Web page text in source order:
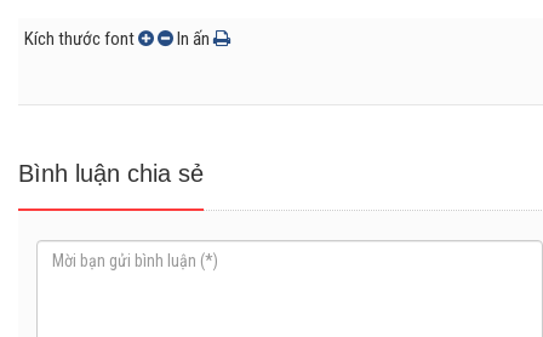
Kích thước font In ấn
Bình luận chia sẻ